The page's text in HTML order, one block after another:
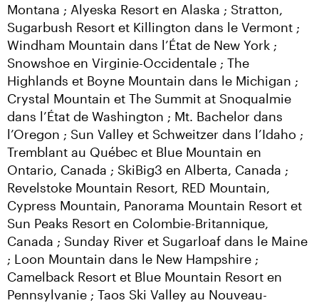
Montana ; Alyeska Resort en Alaska ; Stratton,
Sugarbush Resort et Killington dans le Vermont ;
Windham Mountain dans l’État de New York ;
Snowshoe en Virginie-Occidentale ; The
Highlands et Boyne Mountain dans le Michigan ;
Crystal Mountain et The Summit at Snoqualmie
dans l’État de Washington ; Mt. Bachelor dans
l’Oregon ; Sun Valley et Schweitzer dans l’Idaho ;
Tremblant au Québec et Blue Mountain en
Ontario, Canada ; SkiBig3 en Alberta, Canada ;
Revelstoke Mountain Resort, RED Mountain,
Cypress Mountain, Panorama Mountain Resort et
Sun Peaks Resort en Colombie-Britannique,
Canada ; Sunday River et Sugarloaf dans le Maine
; Loon Mountain dans le New Hampshire ;
Camelback Resort et Blue Mountain Resort en
Pennsylvanie ; Taos Ski Valley au Nouveau-